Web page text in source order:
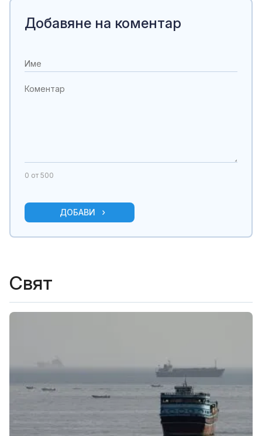
Добавяне на коментар
0 от 500
ДОБАВИ
Свят